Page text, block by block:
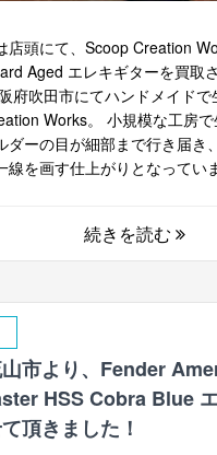
店頭にて、Scoop Creation
Aged エレキギターを買取
府吹田市にてハンドメイド
Works。 小規模な工房
ダーの目が細部まで行き届き
線を画す仕上がりとなって
続きを読む
市より、Fender
HSS Cobra Blue
頂きました！